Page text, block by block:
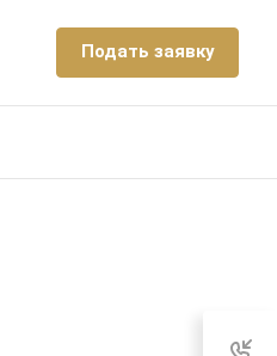
Подать заявку